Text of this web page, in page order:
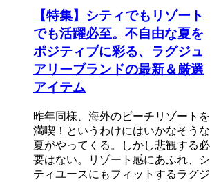
【特集】シティでもリゾート
でも活躍必至。不自由な夏を
ポジティブに彩る、ラグジュ
アリーブランドの最新＆厳選
アイテム
昨年同様、海外のビーチリゾートを
満喫！というわけにはいかなそうな
夏がやってくる。しかし悲観する必
要はない。リゾート感にあふれ、シ
ティユースにもフィットするラグジ